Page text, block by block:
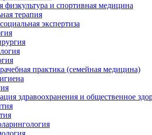
физкультура и спортивная медицина
терапия
экспертиза
практика (семейная медицина)
здравоохранения и общественное